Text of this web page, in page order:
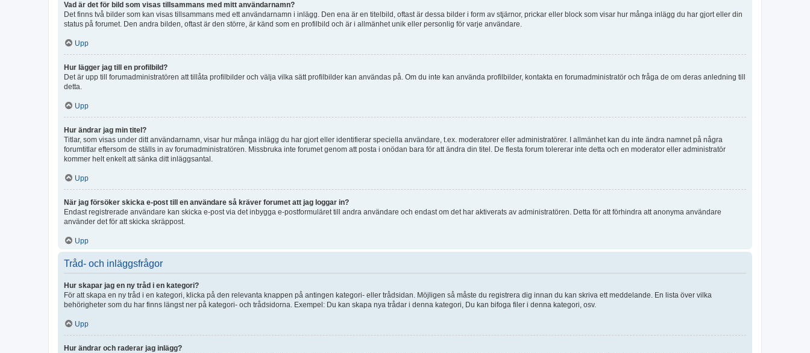
Vad är det för bild som visas tillsammans med mitt användarnamn?
Det finns två bilder som kan visas tillsammans med ett användarnamn i inlägg. Den ena är en titelbild, oftast är dessa bilder i form av stjärnor, prickar eller block som visar hur många inlägg du har gjort eller din
status på forumet. Den andra bilden, oftast är den större, är känd som en profilbild och är i allmänhet unik eller personlig för varje användare.
Upp
Hur lägger jag till en profilbild?
Det är upp till forumadministratören att tillåta profilbilder och välja vilka sätt profilbilder kan användas på. Om du inte kan använda profilbilder, kontakta en forumadministratör och fråga de om deras anledning till
detta.
Upp
Hur ändrar jag min titel?
Titlar, som visas under ditt användarnamn, visar hur många inlägg du har gjort eller identifierar speciella användare, t.ex. moderatorer eller administratörer. I allmänhet kan du inte ändra namnet på några
forumtitlar eftersom de ställs in av forumadministratören. Missbruka inte forumet genom att posta i onödan bara för att ändra din titel. De flesta forum tolererar inte detta och en moderator eller administratör
kommer helt enkelt att sänka ditt inläggsantal.
Upp
När jag försöker skicka e-post till en användare så kräver forumet att jag loggar in?
Endast registrerade användare kan skicka e-post via det inbygga e-postformuläret till andra användare och endast om det har aktiverats av administratören. Detta för att förhindra att anonyma användare
använder det för att skicka skräppost.
Upp
Tråd- och inläggsfrågor
Hur skapar jag en ny tråd i en kategori?
För att skapa en ny tråd i en kategori, klicka på den relevanta knappen på antingen kategori- eller trådsidan. Möjligen så måste du registrera dig innan du kan skriva ett meddelande. En lista över vilka
behörigheter som du har finns längst ner på kategori- och trådsidorna. Exempel: Du kan skapa nya trådar i denna kategori, Du kan bifoga filer i denna kategori, osv.
Upp
Hur ändrar och raderar jag inlägg?